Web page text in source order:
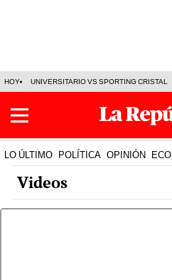
HOY UNIVERSITARIO VS SPORTING CRISTAL
LO ÚLTIMO POLÍTICA OPINIÓN
Videos